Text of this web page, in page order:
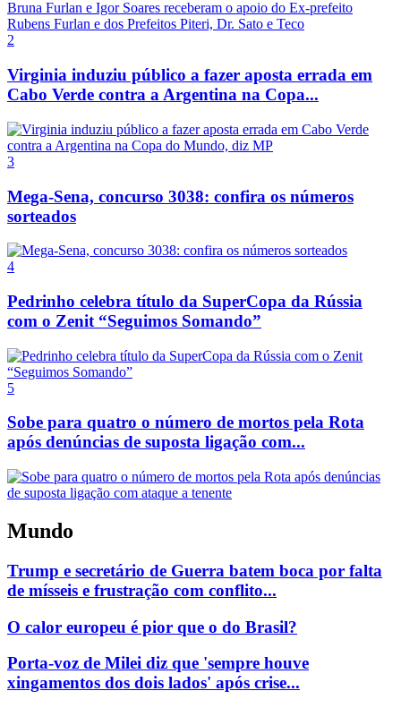
2
Virginia induziu público a fazer aposta errada em
Cabo Verde contra a Argentina na Copa...
3
Mega-Sena, concurso 3038: confira os números
sorteados
4
Pedrinho celebra título da SuperCopa da Rússia
com o Zenit “Seguimos Somando”
5
Sobe para quatro o número de mortos pela Rota
após denúncias de suposta ligação com...
Mundo
Trump e secretário de Guerra batem boca por falta
de mísseis e frustração com conflito...
O calor europeu é pior que o do Brasil?
Porta-voz de Milei diz que 'sempre houve
xingamentos dos dois lados' após crise...